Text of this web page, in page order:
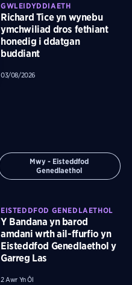
GWLEIDYDDIAETH
Richard Tice yn wynebu
ymchwiliad dros fethiant
honedig i ddatgan
buddiant
03/08/2026
Mwy - Eisteddfod
Genedlaethol
EISTEDDFOD GENEDLAETHOL
Y Bandana yn barod
amdani wrth ail-ffurfio yn
Eisteddfod Genedlaethol y
Garreg Las
2 Awr Yn Ôl